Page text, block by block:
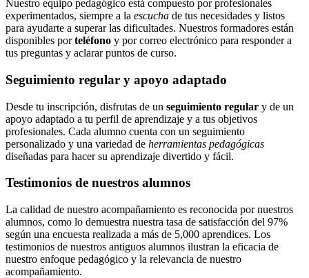
Nuestro equipo pedagógico está compuesto por profesionales
experimentados, siempre a la escucha de tus necesidades y listos
para ayudarte a superar las dificultades. Nuestros formadores están
disponibles porteléfono y por correo electrónico para responder a
tus preguntas y aclarar puntos de curso.
Seguimiento regular y apoyo adaptado
Desde tu inscripción, disfrutas de un seguimiento regular y de un
apoyo adaptado a tu perfil de aprendizaje y a tus objetivos
profesionales. Cada alumno cuenta con un seguimiento
personalizado y una variedad de herramientas pedagógicas
diseñadas para hacer su aprendizaje divertido y fácil.
Testimonios de nuestros alumnos
La calidad de nuestro acompañamiento es reconocida por nuestros
alumnos, como lo demuestra nuestra tasa de satisfacción del 97%
según una encuesta realizada a más de 5,000 aprendices. Los
testimonios de nuestros antiguos alumnos ilustran la eficacia de
nuestro enfoque pedagógico y la relevancia de nuestro
acompañamiento.